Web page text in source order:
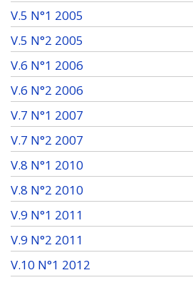
V.5 N°1 2005
V.5 N°2 2005
V.6 N°1 2006
V.6 N°2 2006
V.7 N°1 2007
V.7 N°2 2007
V.8 N°1 2010
V.8 N°2 2010
V.9 N°1 2011
V.9 N°2 2011
V.10 N°1 2012